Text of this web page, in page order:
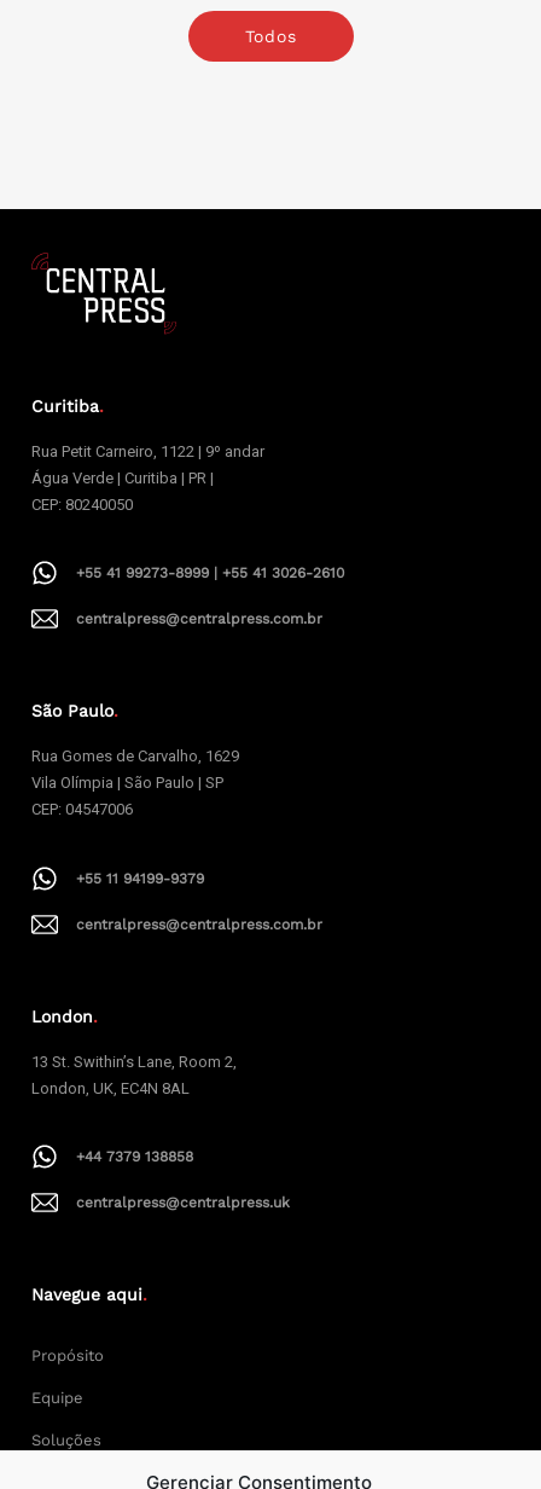
Gerenciar Consentimento
Todos
Curitiba.
Rua Petit Carneiro, 1122 | 9º andar
Água Verde | Curitiba | PR |
CEP: 80240050
+55 41 99273-8999 | +55 41 3026-2610
centralpress@centralpress.com.br
São Paulo.
Rua Gomes de Carvalho, 1629
Vila Olímpia | São Paulo | SP
CEP: 04547006
+55 11 94199-9379
centralpress@centralpress.com.br
London.
13 St. Swithin’s Lane, Room 2,
London, UK, EC4N 8AL
+44 7379 138858
centralpress@centralpress.uk
Navegue aqui.
Propósito
Equipe
Soluções